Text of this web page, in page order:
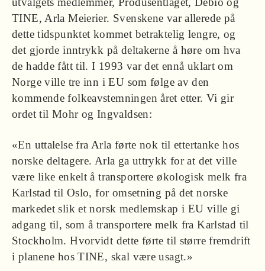
TINE, Arla Meierier. Svenskene var allerede på
dette tidspunktet kommet betraktelig lengre, og
det gjorde inntrykk på deltakerne å høre om hva
de hadde fått til. I 1993 var det ennå uklart om
Norge ville tre inn i EU som følge av den
kommende folkeavstemningen året etter. Vi gir
ordet til Mohr og Ingvaldsen:
«En uttalelse fra Arla førte nok til ettertanke hos
norske deltagere. Arla ga uttrykk for at det ville
være like enkelt å transportere økologisk melk fra
Karlstad til Oslo, for omsetning på det norske
markedet slik et norsk medlemskap i EU ville gi
adgang til, som å transportere melk fra Karlstad til
Stockholm. Hvorvidt dette førte til større fremdrift
i planene hos TINE, skal være usagt.»